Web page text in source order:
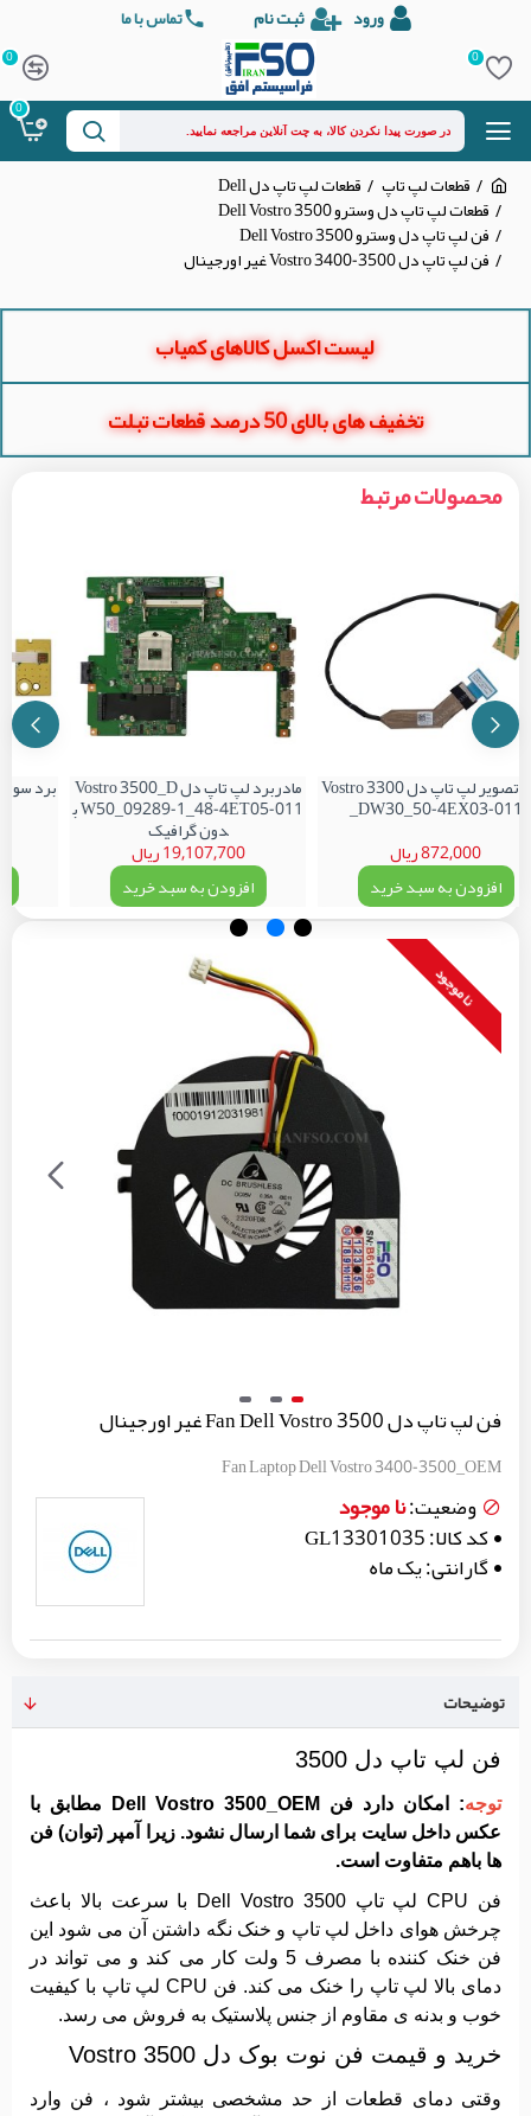
ورود ثبت نام تماس با ما
0
0
0
قطعات لپ تاپ قطعات لپ تاپ دل Dell
قطعات لپ تاپ دل وسترو Dell Vostro 3500
فن لپ تاپ دل وسترو Dell Vostro 3500
فن لپ تاپ دل Vostro 3400-3500 غیر اورجینال
لیست اکسل کالاهای کمیاب
تخفیف های بالای 50 درصد قطعات تبلت
محصولات مرتبط
فلت تصویر لپ تاپ دل Vostro 3300
_DW30_50-4EX03-011
872,000 ریال
افزودن به سبد خرید
مادربرد لپ تاپ دل Vostro 3500_D
W50_09289-1_48-4ET05-011 ب
دون گرافیک
19,107,700 ریال
افزودن به سبد خرید
نا موجود
فن لپ تاپ دل Fan Dell Vostro 3500 غیر اورجینال
Fan Laptop Dell Vostro 3400-3500_OEM
وضعیت:نا موجود
کد کالا:GL13301035
گارانتی:یک ماه
توضیحات
فن لپ تاپ دل 3500
توجه
: امکان دارد فن Dell Vostro 3500_OEM مطابق با
عکس داخل سایت برای شما ارسال نشود. زیرا آمپر (توان) فن
ها باهم متفاوت است.
فن CPU لپ تاپ Dell Vostro 3500 با سرعت بالا باعث
چرخش هوای داخل لپ تاپ و خنک نگه داشتن آن می شود این
فن خنک کننده با مصرف 5 ولت کار می کند و می تواند در
دمای بالا لپ تاپ را خنک می کند. فن CPU لپ تاپ با کیفیت
خوب و بدنه ی مقاوم از جنس پلاستیک به فروش می رسد.
خرید و قیمت فن نوت بوک دل Vostro 3500
وقتی دمای قطعات از حد مشخصی بیشتر شود ، فن وارد